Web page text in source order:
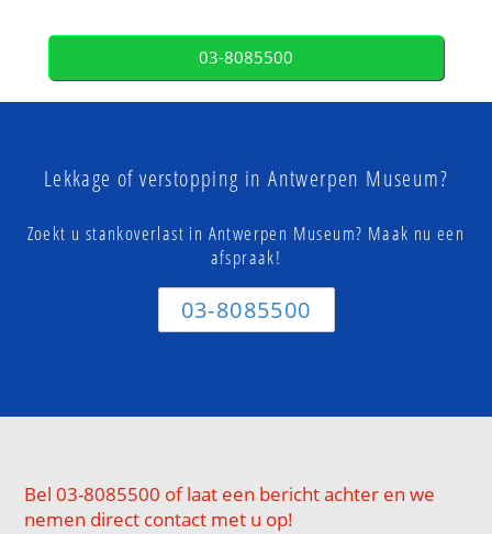
03-8085500
Lekkage of verstopping in Antwerpen Museum?
Zoekt u stankoverlast in Antwerpen Museum? Maak nu een
afspraak!
03-8085500
Bel 03-8085500 of laat een bericht achter en we
nemen direct contact met u op!